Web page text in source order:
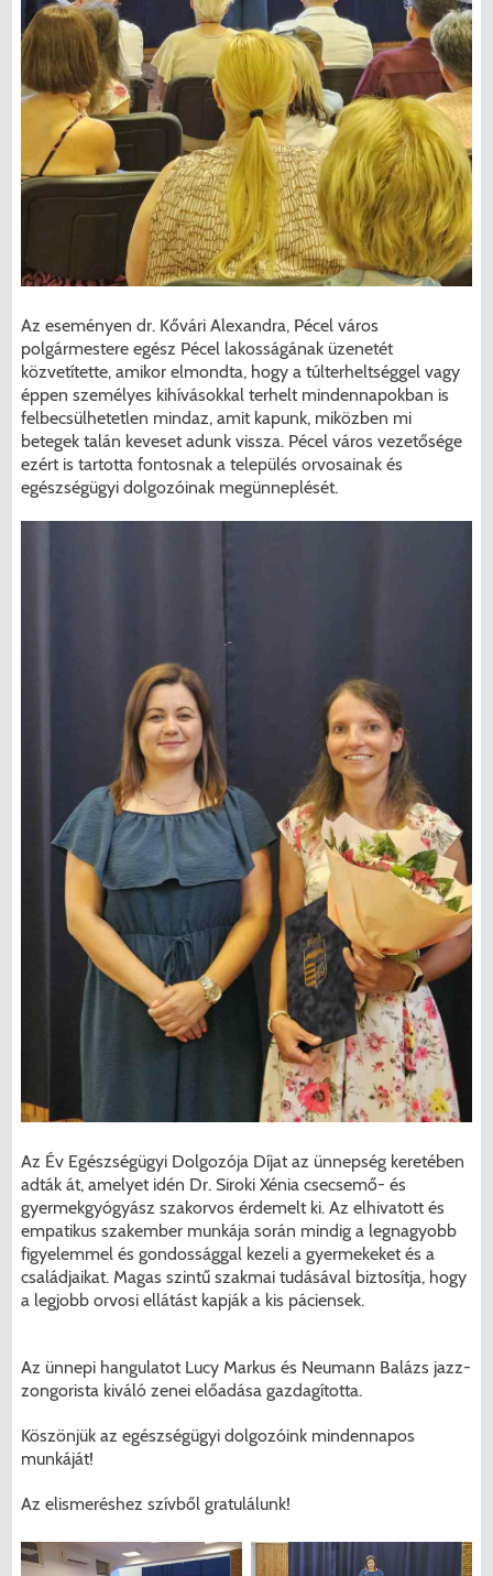
Az eseményen dr. Kővári Alexandra, Pécel város
polgármestere egész Pécel lakosságának üzenetét
közvetítette, amikor elmondta, hogy a túlterheltséggel vagy
éppen személyes kihívásokkal terhelt mindennapokban is
felbecsülhetetlen mindaz, amit kapunk, miközben mi
betegek talán keveset adunk vissza. Pécel város vezetősége
ezért is tartotta fontosnak a település orvosainak és
egészségügyi dolgozóinak megünneplését.
Az Év Egészségügyi Dolgozója Díjat az ünnepség keretében
adták át, amelyet idén Dr. Siroki Xénia csecsemő- és
gyermekgyógyász szakorvos érdemelt ki. Az elhivatott és
empatikus szakember munkája során mindig a legnagyobb
figyelemmel és gondossággal kezeli a gyermekeket és a
családjaikat. Magas szintű szakmai tudásával biztosítja, hogy
a legjobb orvosi ellátást kapják a kis páciensek.
Az ünnepi hangulatot Lucy Markus és Neumann Balázs jazz-
zongorista kiváló zenei előadása gazdagította.
Köszönjük az egészségügyi dolgozóink mindennapos
munkáját!
Az elismeréshez szívből gratulálunk!